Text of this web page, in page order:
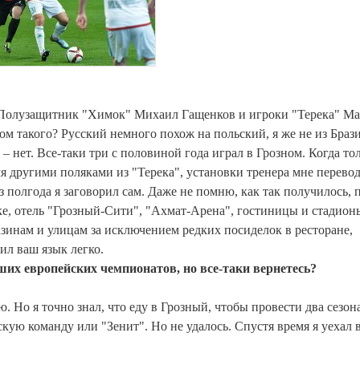
"Химок" Михаил Гащенков и игроки "Терека"
такого? Русский немного похож на польский, я же не из
Все-таки три с половиной года играл в Грозном. Когда
другими поляками из "Терека", установки тренера мне
я заговорил сам. Даже не помню, как так получилось,
отель "Грозный-Сити", "Ахмат-Арена", гостиницы и
и улицам за исключением редких посиделок в ресторане,
ваш язык легко.
европейских чемпионатов, но все-таки вернетесь?
я точно знал, что еду в Грозный, чтобы провести два
команду или "Зенит". Но не удалось. Спустя время я уехал